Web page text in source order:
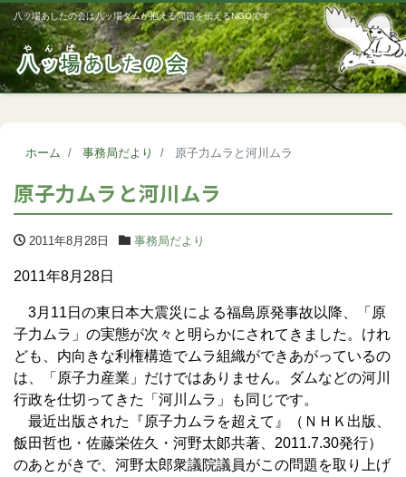
八ッ場あしたの会は八ッ場ダムが抱える問題を伝えるNGOです
ホーム 事務局だより 原子力ムラと河川ムラ
原子力ムラと河川ムラ
2011年8月28日 事務局だより
2011年8月28日
3月11日の東日本大震災による福島原発事故以降、「原
子力ムラ」の実態が次々と明らかにされてきました。けれ
ども、内向きな利権構造でムラ組織ができあがっているの
は、「原子力産業」だけではありません。ダムなどの河川
行政を仕切ってきた「河川ムラ」も同じです。
最近出版された『原子力ムラを超えて』（ＮＨＫ出版、
飯田哲也・佐藤栄佐久・河野太郞共著、2011.7.30発行）
のあとがきで、河野太郎衆議院議員がこの問題を取り上げ